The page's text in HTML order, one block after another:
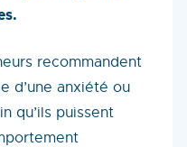
recommandent
d’une anxiété ou
qu’ils puissent